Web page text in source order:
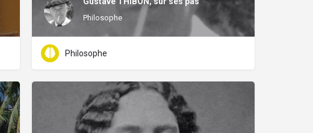
Philosophe
Philosophe